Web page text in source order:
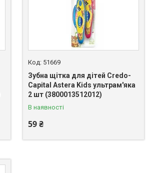
51669
Зубна щітка для дітей Credo-
Capital Astera Kids ультрам'яка
2 шт (3800013512012)
В наявності
59 ₴